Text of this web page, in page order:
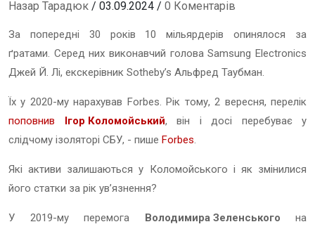
Назар Тарадюк / 03.09.2024 / 0 Коментарів
За попередні 30 років 10 мільярдерів опинялося за
ґратами. Серед них виконавчий голова Samsung Electronics
Джей Й. Лі, екскерівник Sotheby’s Альфред Таубман.
Їх у 2020-му нарахував Forbes. Рік тому, 2 вересня, перелік
поповнив Ігор Коломойський, він і досі перебуває у
слідчому ізоляторі СБУ, - пише Forbes.
Які активи залишаються у Коломойського і як змінилися
його статки за рік увʼязнення?
У 2019-му перемога Володимира Зеленського на